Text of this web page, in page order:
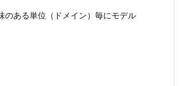
ある単位（ドメイン）毎にモデル